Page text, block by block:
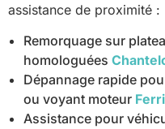
assistance de proximité :
Remorquage sur
homologuées
Dépannage rapide
ou voyant moteur
Assistance pour